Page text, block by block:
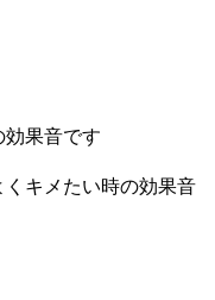
効果音です
キメたい時の効果音